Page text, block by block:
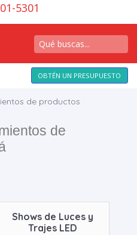
5301
OBTÉN UN PRESUPUESTO
de productos
de
Shows de Luces y
Trajes LED